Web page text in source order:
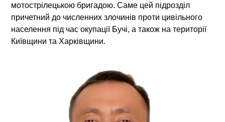
мотострілецькою бригадою. Саме цей підрозділ
причетний до численних злочинів проти цивільного
населення під час окупації Бучі, а також на території
Київщини та Харківщини.